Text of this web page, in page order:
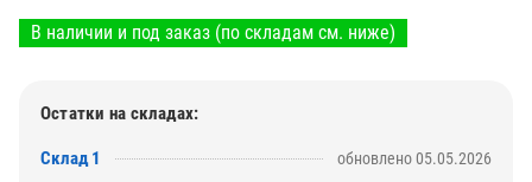
В наличии и под заказ (по складам см. ниже)
Остатки на складах:
Склад 1 обновлено 05.05.2026